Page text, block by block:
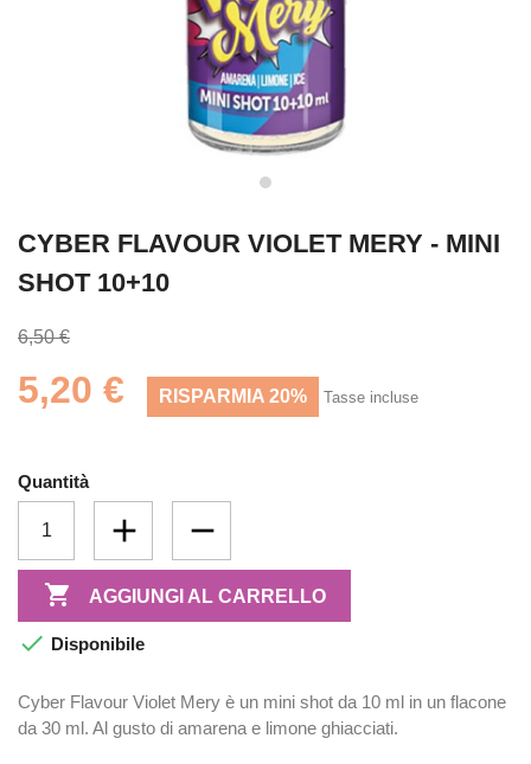
CYBER FLAVOUR VIOLET MERY - MINI
SHOT 10+10
6,50 €
5,20 € RISPARMIA 20% Tasse incluse
Quantità
 AGGIUNGI AL CARRELLO
 Disponibile
Cyber Flavour Violet Mery è un mini shot da 10 ml in un flacone
da 30 ml. Al gusto di amarena e limone ghiacciati.